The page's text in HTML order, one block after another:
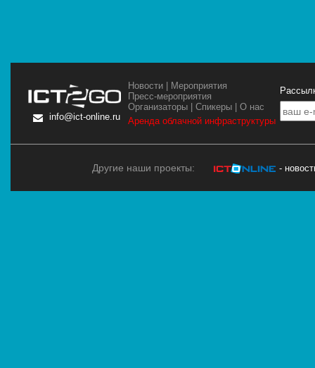
info@ict-online.ru
Новости
Мероприятия
Пресс-мероприятия
Организаторы |Спикеры |О нас
Аренда облачной инфраструктуры
Другие наши проекты: -